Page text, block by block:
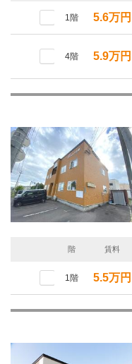
1階 5.6万円
4階 5.9万円
階 賃料
1階 5.5万円